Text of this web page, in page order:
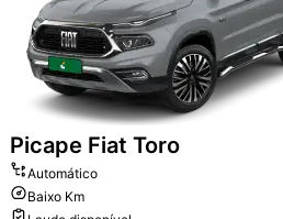
Picape Fiat Toro
Automático
Baixo Km